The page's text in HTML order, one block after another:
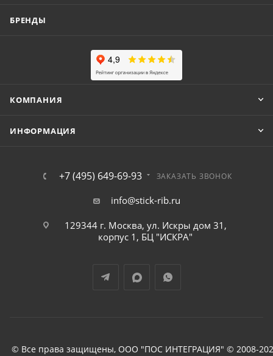
БРЕНДЫ
КОМПАНИЯ
ИНФОРМАЦИЯ
+7 (495) 649-69-93 ЗАКАЗАТЬ ЗВОНОК
info@stick-rib.ru
129344 г. Москва, ул. Искры дом 31,
корпус 1, БЦ "ИСКРА"
© Все права защищены, ООО "ПОС ИНТЕГРАЦИЯ" © 2008-